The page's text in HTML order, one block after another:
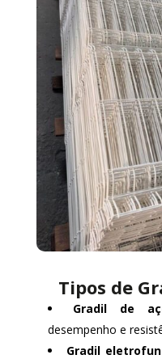
Tipos de
Gradil de
desempenho e
Gradil